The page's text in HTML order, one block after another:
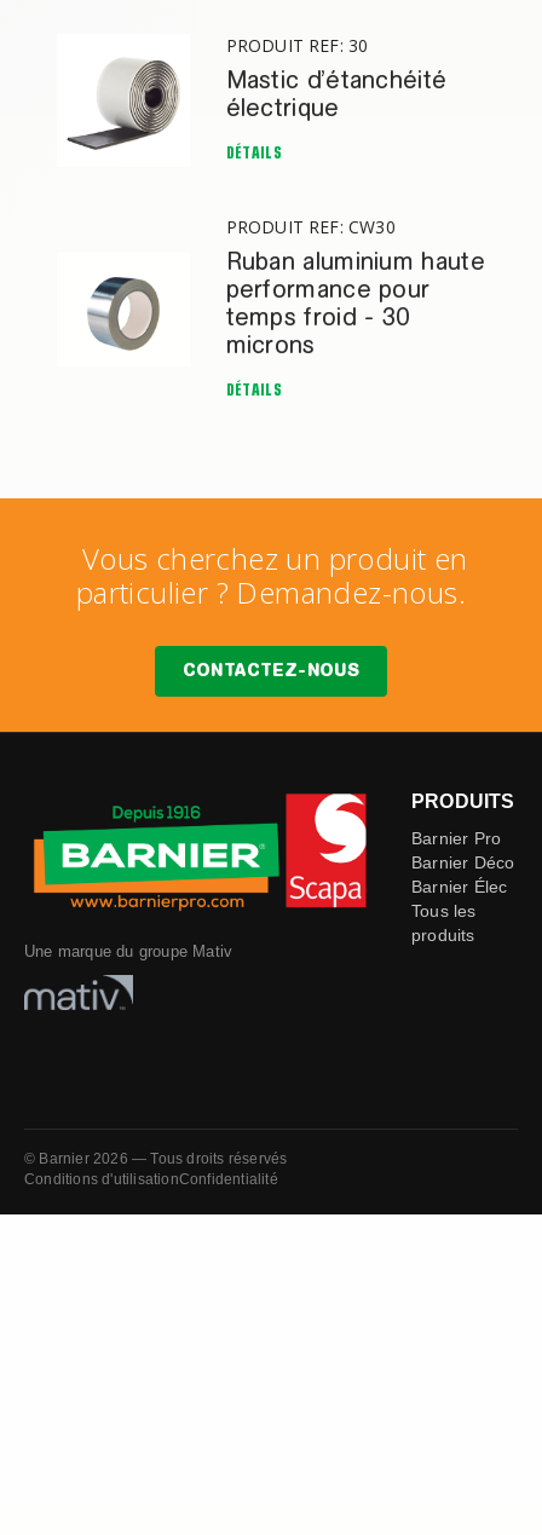
PRODUIT REF: 30
Mastic d’étanchéité
électrique
DÉTAILS
PRODUIT REF: CW30
Ruban aluminium haute
performance pour
temps froid - 30
microns
DÉTAILS
Vous cherchez un produit en
particulier ? Demandez-nous.
CONTACTEZ-NOUS
Une marque du groupe Mativ
PRODUITS
Barnier Pro
Barnier Déco
Barnier Élec
Tous les
produits
© Barnier 2026 — Tous droits réservés
Conditions d'utilisationConfidentialité